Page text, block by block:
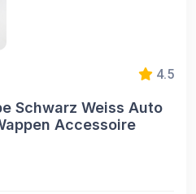
4.5
Schwarz Weiss Auto
Accessoire